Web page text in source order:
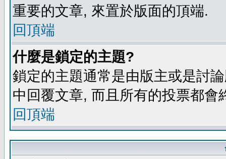
重要的文章, 來置於版面的頂端.
回頂端
什麼是鎖定的主題?
鎖定的主題通常是由版主或是討
中回覆文章, 而且所有的投票都
回頂端